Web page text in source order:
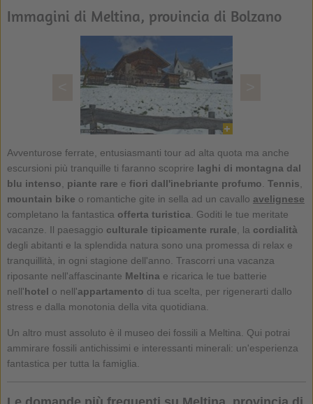
Immagini di Meltina, provincia di Bolzano
Avventurose ferrate, entusiasmanti tour ad alta quota ma anche
escursioni più tranquille ti faranno scoprire laghi di montagna dal
blu intenso, piante rare e fiori dall'inebriante profumo. Tennis,
mountain bike o romantiche gite in sella ad un cavallo avelignese
completano la fantastica offerta turistica. Goditi le tue meritate
vacanze. Il paesaggio culturale tipicamente rurale, la cordialità
degli abitanti e la splendida natura sono una promessa di relax e
tranquillità, in ogni stagione dell'anno. Trascorri una vacanza
riposante nell'affascinante Meltinae ricarica le tue batterie
nell'hotel o nell'appartamento di tua scelta, per rigenerarti dallo
stress e dalla monotonia della vita quotidiana.
Un altro must assoluto è il museo dei fossili a Meltina. Qui potrai
ammirare fossili antichissimi e interessanti minerali: un'esperienza
fantastica per tutta la famiglia.